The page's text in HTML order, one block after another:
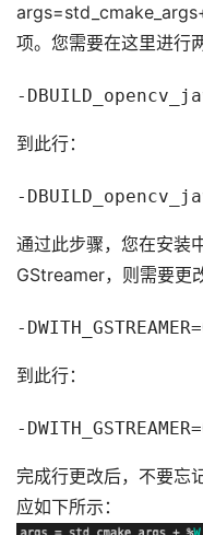
项。您需要在这里进行
-
到此行：
-
通过此步骤，您在安装
GStreamer，则需要更
-
到此行：
-
完成行更改后，不要忘
应如下所示：